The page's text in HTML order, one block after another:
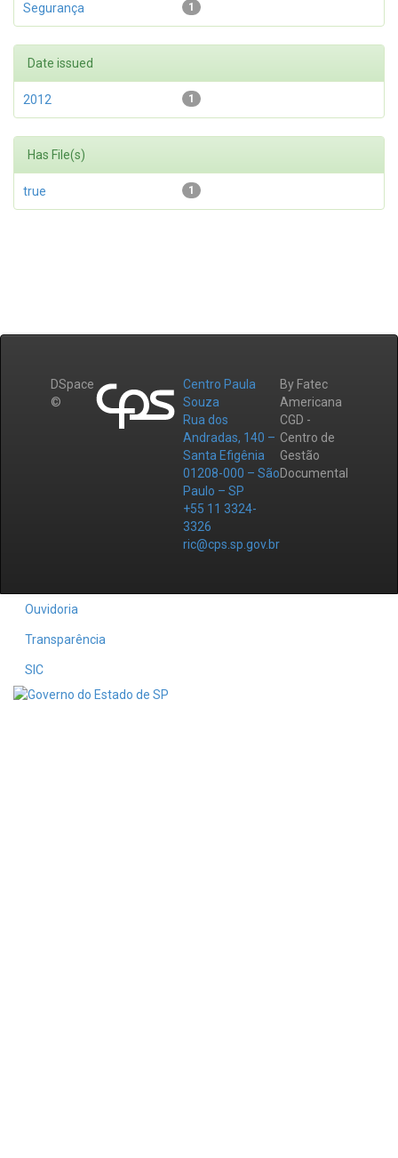
1
Segurança
Date issued
1
2012
Has File(s)
1
true
DSpace
©
Centro Paula
Souza
Rua dos
Andradas, 140 –
Santa Efigênia
01208-000 – São
Paulo – SP
+55 11 3324-
3326
ric@cps.sp.gov.br
By Fatec
Americana
CGD -
Centro de
Gestão
Documental
Ouvidoria
Transparência
SIC